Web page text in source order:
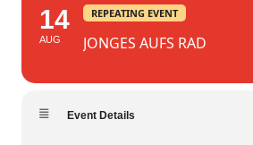
14
AUG
REPEATING EVENT
JONGES AUFS RAD
Event Details